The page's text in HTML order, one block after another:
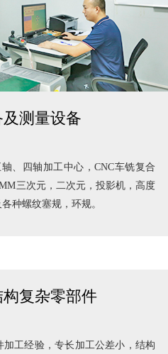
测量设备
、四轴加工中心，CNC车铣复合
三次元，二次元，投影机，高度
种螺纹塞规，环规。
复杂零部件
工经验，专长加工公差小，结构